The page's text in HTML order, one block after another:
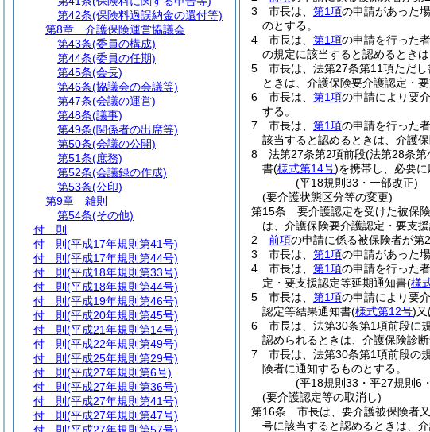
3
市長は、 第1項の申請があった
のとする。
4
市長は、 第1項の申請を行った
の規定に該当すると認めるとき
5
市長は、法第27条第11項ただし
ときは、介護保険要介護認定・
6
市長は、 第1項の申請により要
する。
7
市長は、 第1項の申請を行った
該当すると認めるときは、介護
8
法第27条第2項前段(法第28条第
書(様式第14号)を携帯し、必要に
(平18規則33・一部改正)
(要介護状態区分等の変更)
第15条
要介護認定を受けた被保
は、介護保険要介護認定・要支
2
前項の申請に係る被保険者が第
3
市長は、 第1項の申請があった
4
市長は、 第1項の申請を行った
定・要支援認定等延期通知書(様
5
市長は、 第1項の申請により要
認定等結果通知書(様式第12号)
6
市長は、法第30条第1項前段に
認められるときは、介護保険診
7
市長は、法第30条第1項前段の
険者に通知するものとする。
(平18規則33・平27規則6
(要介護認定等の取消し)
第16条
市長は、要介護被保険者
号に該当すると認めるときは、
第42条(保険料過誤納金の還付等)
第8章
介護保険運営協議会
第43条(委員の構成)
第44条(委員の任期)
第45条(会長)
第46条(協議会の会議等)
第47条(会議の運営)
第48条(議事)
第49条(関係者の出席等)
第50条(会議の公開)
第51条(庶務)
第52条(会議録の作成)
第53条(公印)
第9章
雑則
第54条(その他)
付 則
付 則 (平成17年規則第41号)
付 則 (平成17年規則第44号)
付 則 (平成18年規則第33号)
付 則 (平成18年規則第44号)
付 則 (平成19年規則第46号)
付 則 (平成20年規則第45号)
付 則 (平成21年規則第14号)
付 則 (平成22年規則第49号)
付 則 (平成25年規則第29号)
付 則 (平成27年規則第6号)
付 則 (平成27年規則第36号)
付 則 (平成27年規則第41号)
付 則 (平成27年規則第47号)